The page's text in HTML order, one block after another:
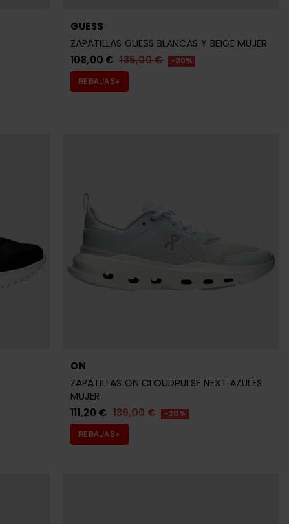
GUESS
ZAPATILLAS GUESS BLANCAS Y BEIGE MUJER
108,00 € 135,00 € -20%
REBAJAS+
ON
ZAPATILLAS ON CLOUDPULSE NEXT AZULES
MUJER
111,20 € 139,00 € -20%
REBAJAS+